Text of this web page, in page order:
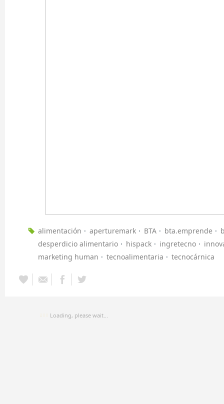
alimentación aperturemark BTA bta.emprende
desperdicio alimentario
hispack ingretecno
marketing human
tecnoalimentaria tecnocárnica
Loading, please wait...